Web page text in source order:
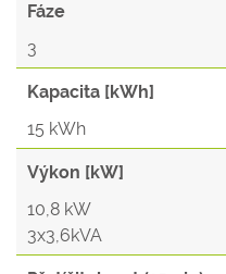
Fáze
3
Kapacita [kWh]
15 kWh
Výkon [kW]
10,8 kW
3x3,6kVA